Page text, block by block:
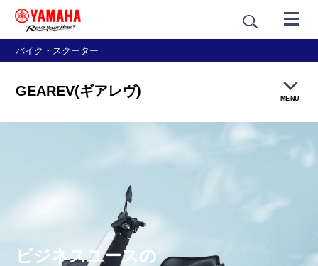
バイク・スクーター
GEAREV(ギアレヴ) MENU
補助金制度
ビジネスユースの